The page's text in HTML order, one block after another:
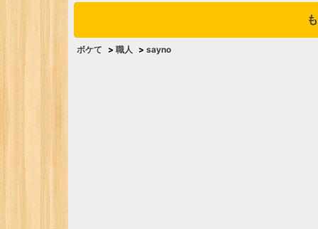
ボケて > 職人 > sayno